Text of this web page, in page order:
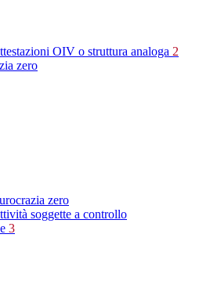
OIV o struttura analoga 2
zero
zero
soggette a controllo
3